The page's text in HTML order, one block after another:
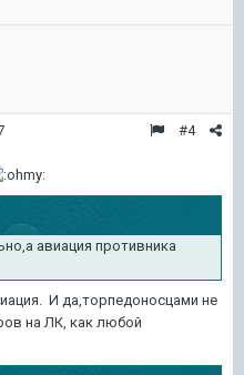
#4
авиация противника
И да,торпедоносцами не
на ЛК, как любой